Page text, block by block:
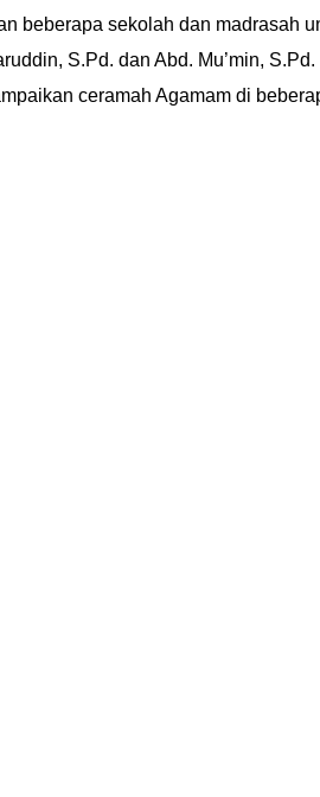
beberapa sekolah dan madrasah
S.Pd. dan Abd. Mu’min,
ceramah Agamam di